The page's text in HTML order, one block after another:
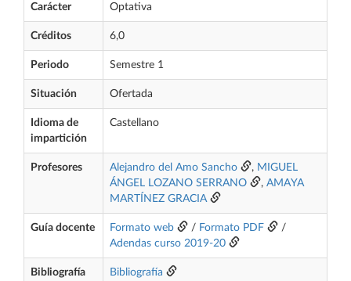
Carácter Optativa
Créditos 6,0
Periodo Semestre 1
Situación Ofertada
Idioma de
impartición
Castellano
Profesores Alejandro del Amo Sancho , MIGUEL
ÁNGEL LOZANO SERRANO
, AMAYA
MARTÍNEZ GRACIA
Guía docente Formato web / Formato PDF
/
Adendas curso 2019-20
Bibliografía
Bibliografía